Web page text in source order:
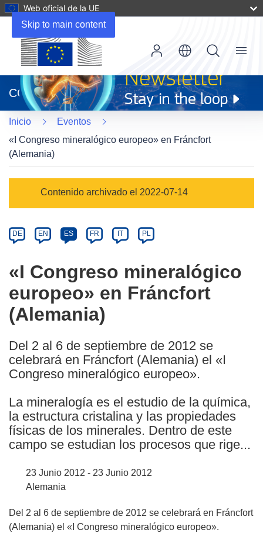
Skip to main content
Web oficial de la UE
abrirá
en
una
nueva
ventana)
CORDIS
Menu
Inicio
Eventos
«I Congreso mineralógico europeo» en Fráncfort
(Alemania)
category
Contenido archivado el 2022-07-14
Article
available
the
following
languages:
DE EN ES FR IT PL
«I Congreso mineralógico
europeo» en Fráncfort
(Alemania)
Del 2 al 6 de septiembre de 2012 se
celebrará en Fráncfort (Alemania) el «I
Congreso mineralógico europeo».
La mineralogía es el estudio de la química,
la estructura cristalina y las propiedades
físicas de los minerales. Dentro de este
campo se estudian los procesos que rige...
23 Junio 2012 - 23 Junio 2012
Alemania
Del 2 al 6 de septiembre de 2012 se celebrará en Fráncfort
(Alemania) el «I Congreso mineralógico europeo».